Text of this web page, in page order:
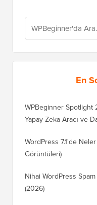
En
WPBeginner Spotlight
Yapay Zeka Aracı ve
WordPress 7.1'de
Görüntüleri)
Nihai WordPress Spam
(2026)